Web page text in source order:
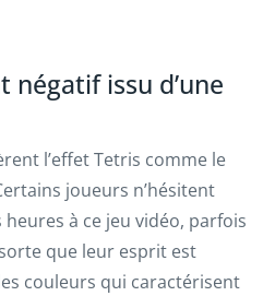
issu d’une
l’effet Tetris comme le
joueurs n’hésitent
à ce jeu vidéo, parfois
que leur esprit est
couleurs qui caractérisent